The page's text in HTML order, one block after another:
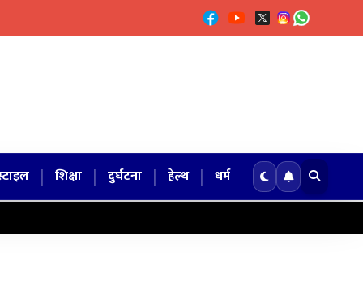
| शिक्षा | दुर्घटना | हेल्थ | धर्म